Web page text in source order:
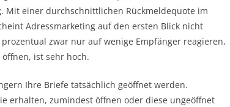
einer durchschnittlichen Rückmeldequote im
Adressmarketing auf den ersten Blick nicht
zwar nur auf wenige Empfänger reagieren,
ist sehr hoch.
Ihre Briefe tatsächlich geöffnet werden.
erhalten, zumindest öffnen oder diese ungeöffnet